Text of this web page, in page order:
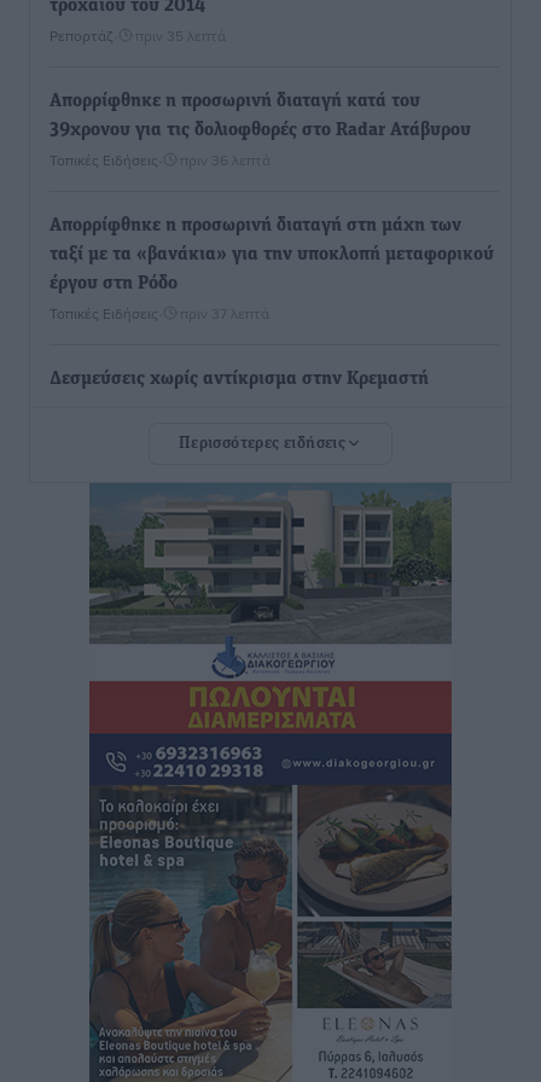
τροχαίου του 2014
Ρεπορτάζ πριν 35 λεπτά
Απορρίφθηκε η προσωρινή διαταγή κατά του
39χρονου για τις δολιοφθορές στο Radar Ατάβυρου
Τοπικές Ειδήσεις πριν 36 λεπτά
Απορρίφθηκε η προσωρινή διαταγή στη μάχη των
ταξί με τα «βανάκια» για την υποκλοπή μεταφορικού
έργου στη Ρόδο
Τοπικές Ειδήσεις πριν 37 λεπτά
Δεσμεύσεις χωρίς αντίκρισμα στην Κρεμαστή
μπορεί να αποτελέσει τη δεύτερη μεγάλη δύναμη της
Ρόδου»
Ρεπορτάζ πριν 39 λεπτά
Οικοδομική «ανάσα» στη Ρόδο: Αυξάνονται οι άδειες,
οι επεκτάσεις, οι ενεργειακές αναβαθμίσεις σε
ολόκληρο το νησί
πριν 40 λεπτά
Στη Ρόδο απολαμβάνει τις καλοκαιρινές της διακοπές
η Φαίη Σκορδά
Τοπικές Ειδήσεις• πριν 41 λεπτά
Χειρουργικές ομάδες στην Κάλυμνο: Το νέο μοντέλο
του ΕΣΥ φέρνει τις επεμβάσεις κοντά στους νησιώτες
Ρεπορτάζ • πριν 43 λεπτά
Οι χειροπέδες στην Πάρο έδεσαν τα χέρια όλης της
Αυτοδιοίκησης
Περισσότερες ειδήσεις